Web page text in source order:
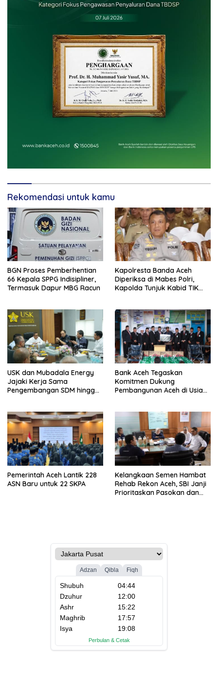
Rekomendasi untuk kamu
BGN Proses Pemberhentian
66 Kepala SPPG Indisipliner,
Termasuk Dapur MBG Racun
Kapolresta Banda Aceh
Diperiksa di Mabes Polri,
Kapolda Tunjuk Kabid TIK
USK dan Mubadala Energy
Jajaki Kerja Sama
Pengembangan SDM hingga
Bank Aceh Tegaskan
Komitmen Dukung
Pembangunan Aceh di Usia
Pemerintah Aceh Lantik 228
ASN Baru untuk 22 SKPA
Kelangkaan Semen Hambat
Rehab Rekon Aceh, SBI Janji
Prioritaskan Pasokan dan